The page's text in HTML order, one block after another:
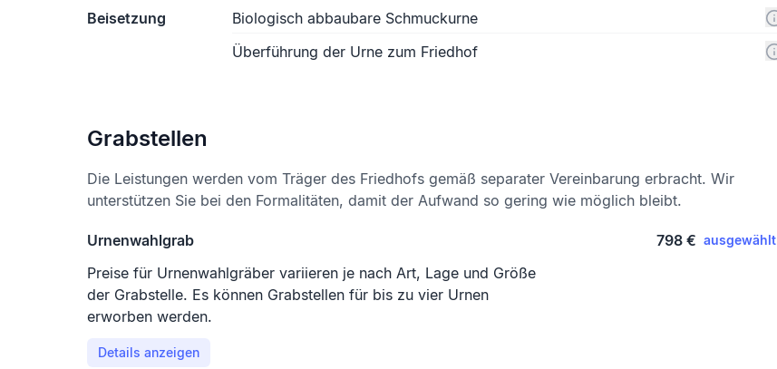
Beisetzung
Biologisch abbaubare Schmuckurne
Überführung der Urne zum Friedhof
Grabstellen
Die Leistungen werden vom Träger des Friedhofs gemäß separater Vereinbarung erbracht. Wir
unterstützen Sie bei den Formalitäten, damit der Aufwand so gering wie möglich bleibt.
Urnenwahlgrab 798 € ausgewählt
Preise für Urnenwahlgräber variieren je nach Art, Lage und Größe
der Grabstelle. Es können Grabstellen für bis zu vier Urnen
erworben werden.
Details anzeigen